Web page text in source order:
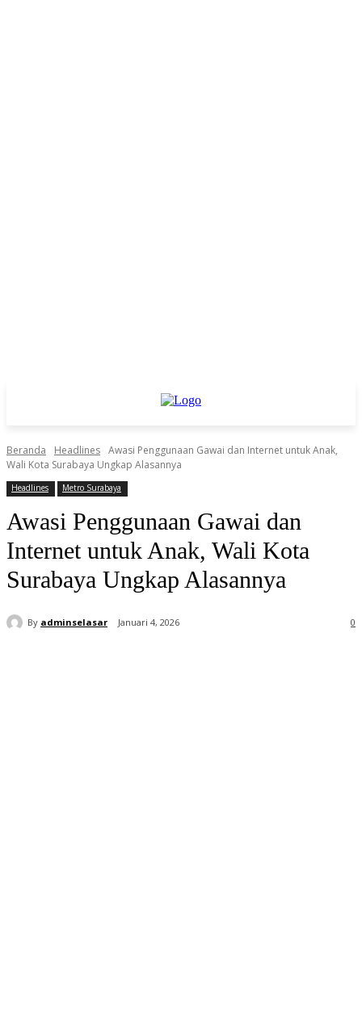
Beranda Headlines Awasi Penggunaan Gawai dan Internet untuk Anak,
Wali Kota Surabaya Ungkap Alasannya
Headlines Metro Surabaya
Awasi Penggunaan Gawai dan
Internet untuk Anak, Wali Kota
Surabaya Ungkap Alasannya
By adminselasar Januari 4, 2026 0